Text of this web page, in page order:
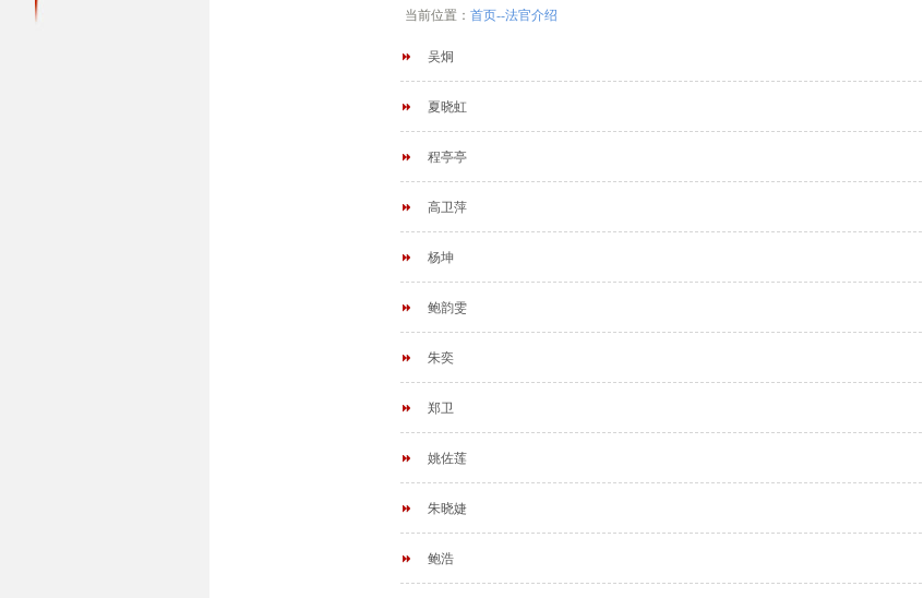
当前位置： 首页--法官介绍
吴炯
夏晓虹
程亭亭
高卫萍
杨坤
鲍韵雯
朱奕
郑卫
姚佐莲
朱晓婕
鲍浩